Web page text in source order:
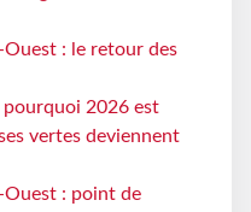
Ouest : le retour des
pourquoi 2026 est
vertes deviennent
Ouest : point de